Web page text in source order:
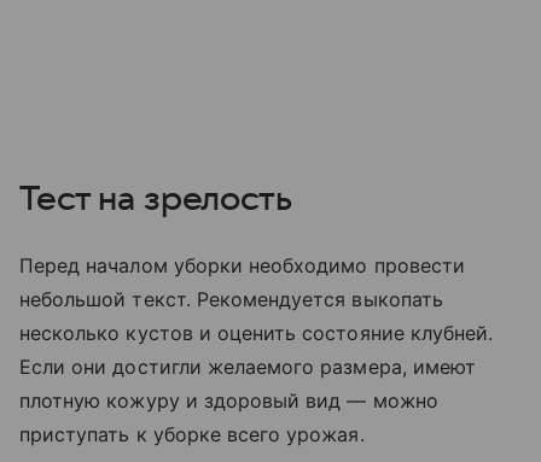
Тест на зрелость
Перед началом уборки необходимо провести
небольшой текст. Рекомендуется выкопать
несколько кустов и оценить состояние клубней.
Если они достигли желаемого размера, имеют
плотную кожуру и здоровый вид — можно
приступать к уборке всего урожая.